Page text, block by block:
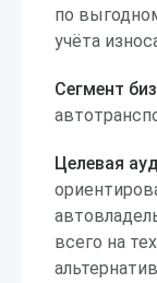
по
учёта
Сегмент
Целевая
всего на